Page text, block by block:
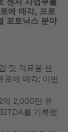
에 매각, 프로
포토닉스 분야
및 의료용 센
로에 매각; 이번
억 2,000만 유
를 기록했